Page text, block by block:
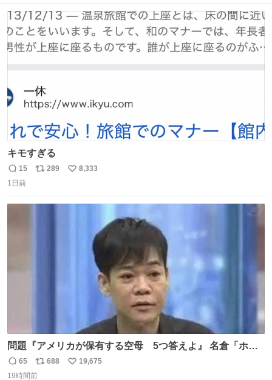
ト
数
数
キモすぎる
返
信
15
リ
289
い
8,333
1日前
問題『アメリカが保有する空母 5つ答えよ』 名倉「ホン
マごめん、日本」
返
65
リ
688
い
19,675
19時間前